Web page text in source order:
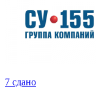
7 сдано